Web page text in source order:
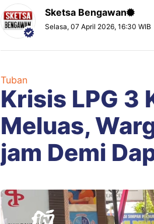
Sketsa Bengawan
Selasa, 07 April 2026, 16:30 WIB
Tuban
Krisis LPG 3
Meluas,
jam Demi